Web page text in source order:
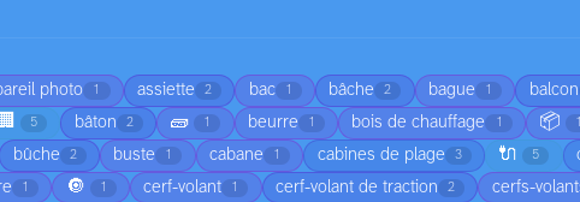
photo 1 assiette 2 bac 1 bâche 2 bague 1 balcon
🏢 5 bâton 2 🧱 1 beurre 1 bois de chauffage 1 📦 1
bûche 2 buste 1 cabane 1 cabines de plage 3 🔌 5
1 🔘 1 cerf-volant 1 cerf-volant de traction 2 cerfs-